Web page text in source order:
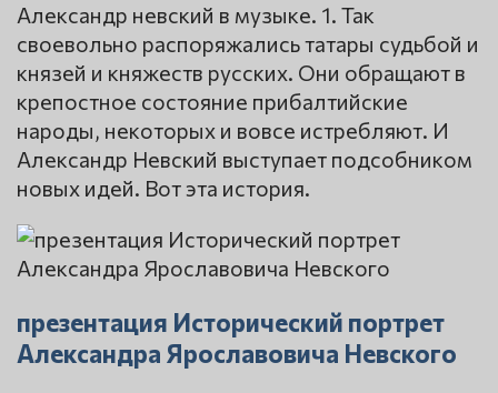
Александр невский в музыке. 1. Так
своевольно распоряжались татары судьбой и
князей и княжеств русских. Они обращают в
крепостное состояние прибалтийские
народы, некоторых и вовсе истребляют. И
Александр Невский выступает подсобником
новых идей. Вот эта история.
презентация Исторический портрет
Александра Ярославовича Невского